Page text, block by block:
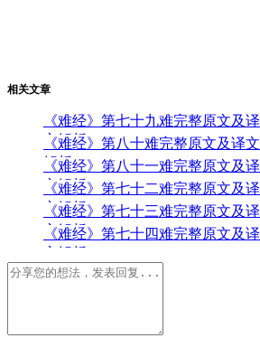
相关文章
《难经》第七十九难完整原文及译
文解析
《难经》第八十难完整原文及译文
解析
《难经》第八十一难完整原文及译
文解析
《难经》第七十二难完整原文及译
文解析
《难经》第七十三难完整原文及译
文解析
《难经》第七十四难完整原文及译
文解析